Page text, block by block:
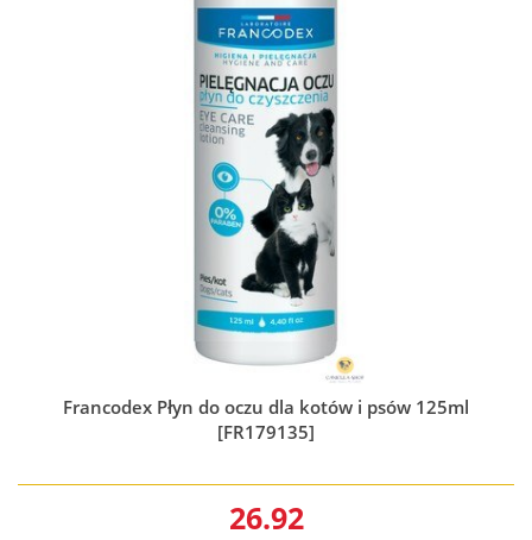
Francodex Płyn do oczu dla kotów i psów 125ml
[FR179135]
26.92